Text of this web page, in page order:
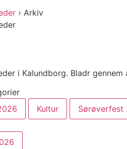
› Arkiv
i Kalundborg. Bladr
Kultur Sørøverfest